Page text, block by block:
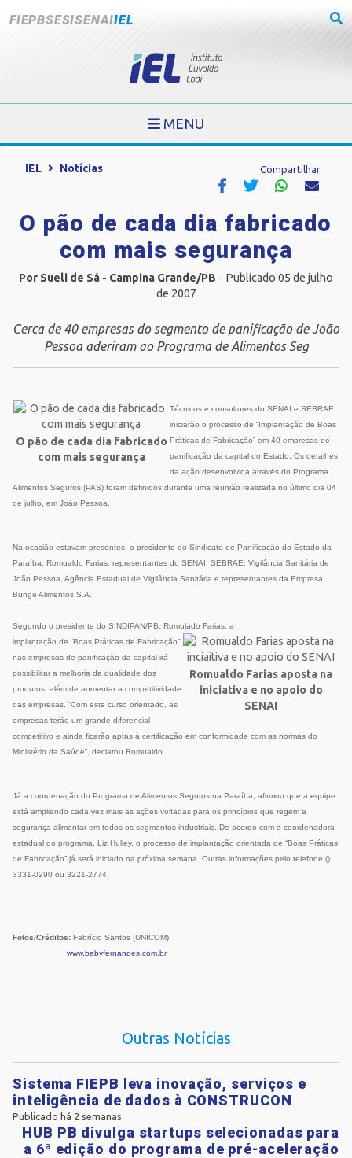
FIEPBSESISENAIIEL
MENU
IEL Notícias Compartilhar
O pão de cada dia fabricado
com mais segurança
Por Sueli de Sá - Campina Grande/PB - Publicado 05 de julho
de 2007
Cerca de 40 empresas do segmento de panificação de João
Pessoa aderiram ao Programa de Alimentos Seg
O pão de cada dia fabricado
com mais segurança
Técnicos e consultores do SENAI e SEBRAE
iniciarão o processo de “Implantação de Boas
Práticas de Fabricação” em 40 empresas de
panificação da capital do Estado. Os detalhes
da ação desenvolvida através do Programa
Alimentos Seguros (PAS) foram definidos durante uma reunião realizada no último dia 04
de julho, em João Pessoa.
Na ocasião estavam presentes, o presidente do Sindicato de Panificação do Estado da
Paraíba, Romualdo Farias, representantes do SENAI, SEBRAE, Vigilância Sanitária de
João Pessoa, Agência Estadual de Vigilância Sanitária e representantes da Empresa
Bunge Alimentos S.A.
Segundo o presidente do SINDIPAN/PB, Romulado Farias, a
Romualdo Farias aposta na
iniciativa e no apoio do
SENAI
implantação de “Boas Práticas de Fabricação”
nas empresas de panificação da capital irá
possibilitar a melhoria da qualidade dos
produtos, além de aumentar a competitividade
das empresas. “Com este curso orientado, as
empresas terão um grande diferencial
competitivo e ainda ficarão aptas à certificação em conformidade com as normas do
Ministério da Saúde”, declarou Romualdo.
Já a coordenação do Programa de Alimentos Seguros na Paraíba, afirmou que a equipe
está ampliando cada vez mais as ações voltadas para os princípios que regem a
segurança alimentar em todos os segmentos industriais. De acordo com a coordenadora
estadual do programa, Liz Hulley, o processo de implantação orientada de “Boas Práticas
de Fabricação” já será iniciado na próxima semana. Outras informações pelo telefone ()
3331-0290 ou 3221-2774.
Fotos/Créditos: Fabrício Santos (UNICOM)
www.babyfernandes.com.br
Outras Notícias
Sistema FIEPB leva inovação, serviços e
inteligência de dados à CONSTRUCON
Publicado há 2 semanas
HUB PB divulga startups selecionadas para
a 6ª edição do programa de pré-aceleração